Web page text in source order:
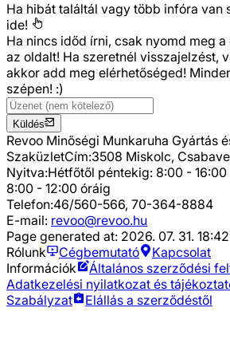
Ha hibát találtál vagy több infóra van
ide!
Ha nincs időd írni, csak nyomd meg
az oldalt! Ha szeretnél visszajelzést,
akkor add meg elérhetőséged!
szépen! :)
Küldés
Revoo Minőségi Munkaruha Gyártás
SzaküzletCím:3508 Miskolc,
Nyitva:Hétfőtől péntekig: 8:00 -
8:00 - 12:00 óráig
Telefon:46/560-566, 70-364-8884
E-mail: revoo@revoo.hu
Page generated at: 2026. 07. 31.
Rólunk
Cégbemutató
Kapcsolat
Információk
Általános szerződési
Adatkezelési nyilatkozat és
Szabályzat
Elállás a szerződéstől